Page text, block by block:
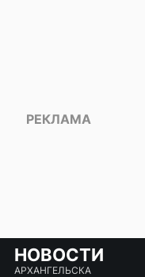
НОВОСТИ
АРХАНГЕЛЬСКА